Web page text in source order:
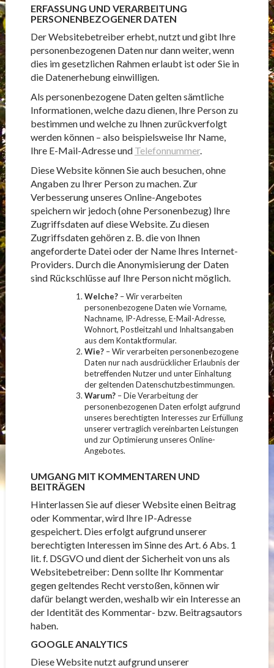
ERFASSUNG UND VERARBEITUNG
PERSONENBEZOGENER DATEN
Der Websitebetreiber erhebt, nutzt und gibt Ihre
personenbezogenen Daten nur dann weiter, wenn
dies im gesetzlichen Rahmen erlaubt ist oder Sie in
die Datenerhebung einwilligen.
Als personenbezogene Daten gelten sämtliche
Informationen, welche dazu dienen, Ihre Person zu
bestimmen und welche zu Ihnen zurückverfolgt
werden können – also beispielsweise Ihr Name,
Ihre E-Mail-Adresse und Telefonnummer.
Diese Website können Sie auch besuchen, ohne
Angaben zu Ihrer Person zu machen. Zur
Verbesserung unseres Online-Angebotes
speichern wir jedoch (ohne Personenbezug) Ihre
Zugriffsdaten auf diese Website. Zu diesen
Zugriffsdaten gehören z. B. die von Ihnen
angeforderte Datei oder der Name Ihres Internet-
Providers. Durch die Anonymisierung der Daten
sind Rückschlüsse auf Ihre Person nicht möglich.
Welche?– Wir verarbeiten
personenbezogene Daten wie Vorname,
Nachname, IP-Adresse, E-Mail-Adresse,
Wohnort, Postleitzahl und Inhaltsangaben
aus dem Kontaktformular.
Wie?– Wir verarbeiten personenbezogene
Daten nur nach ausdrücklicher Erlaubnis der
betreffenden Nutzer und unter Einhaltung
der geltenden Datenschutzbestimmungen.
Warum?– Die Verarbeitung der
personenbezogenen Daten erfolgt aufgrund
unseres berechtigten Interesses zur Erfüllung
unserer vertraglich vereinbarten Leistungen
und zur Optimierung unseres Online-
Angebotes.
UMGANG MIT KOMMENTAREN UND
BEITRÄGEN
Hinterlassen Sie auf dieser Website einen Beitrag
oder Kommentar, wird Ihre IP-Adresse
gespeichert. Dies erfolgt aufgrund unserer
berechtigten Interessen im Sinne des Art. 6 Abs. 1
lit. f. DSGVO und dient der Sicherheit von uns als
Websitebetreiber: Denn sollte Ihr Kommentar
gegen geltendes Recht verstoßen, können wir
dafür belangt werden, weshalb wir ein Interesse an
der Identität des Kommentar- bzw. Beitragsautors
haben.
GOOGLE ANALYTICS
Diese Website nutzt aufgrund unserer